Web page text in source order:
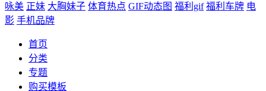
咏美 正妹 大胸妹子 体育热点 GIF动态图 福利gif 福利车牌 电
影 手机品牌
首页
分类
专题
购买模板